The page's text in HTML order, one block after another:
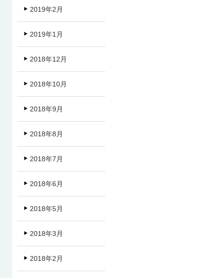
2019年2月
2019年1月
2018年12月
2018年10月
2018年9月
2018年8月
2018年7月
2018年6月
2018年5月
2018年3月
2018年2月